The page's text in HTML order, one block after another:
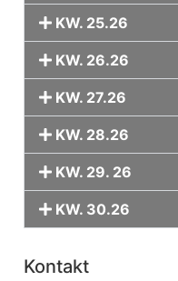
KW. 25.26
KW. 26.26
KW. 27.26
KW. 28.26
KW. 29. 26
KW. 30.26
Kontakt